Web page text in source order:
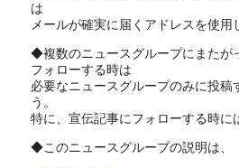
は
メールが確実に届くアドレスを使用
◆複数のニュースグループにまたが
フォローする時は
必要なニュースグループのみに投稿
う。
特に、宣伝記事にフォローする時に
◆このニュースグループの説明は、